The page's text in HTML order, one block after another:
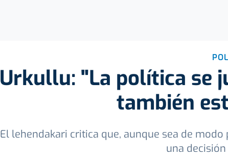
Urkullu: "La política se
también
El lehendakari critica que, aunque sea de
una